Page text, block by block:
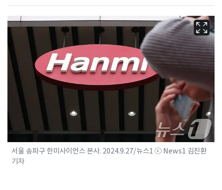
서울 송파구 한미사이언스 본사. 2024.9.27/뉴스1 ⓒ News1 김진환
기자